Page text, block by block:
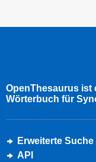
OpenThesaurus ist
Wörterbuch für
Erweiterte Suche
API